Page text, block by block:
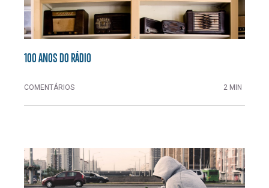
100 ANOS DO RÁDIO
COMENTÁRIOS 2 MIN